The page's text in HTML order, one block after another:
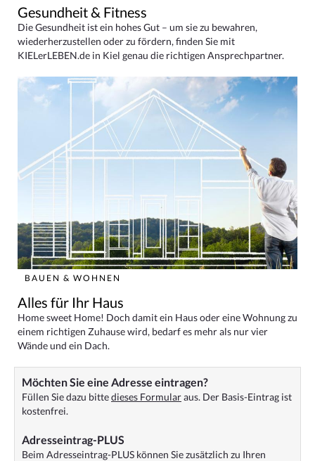
Gesundheit & Fitness
Die Gesundheit ist ein hohes Gut – um sie zu bewahren,
wiederherzustellen oder zu fördern, finden Sie mit
KIELerLEBEN.de in Kiel genau die richtigen Ansprechpartner.
BAUEN & WOHNEN
Alles für Ihr Haus
Home sweet Home! Doch damit ein Haus oder eine Wohnung zu
einem richtigen Zuhause wird, bedarf es mehr als nur vier
Wände und ein Dach.
Möchten Sie eine Adresse eintragen?
Füllen Sie dazu bittedieses Formularaus. Der Basis-Eintrag ist
kostenfrei.
Adresseintrag-PLUS
Beim Adresseintrag-PLUS können Sie zusätzlich zu Ihren